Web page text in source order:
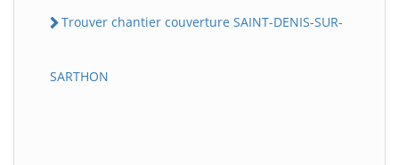
Trouver chantier couverture SAINT-DENIS-SUR-
SARTHON